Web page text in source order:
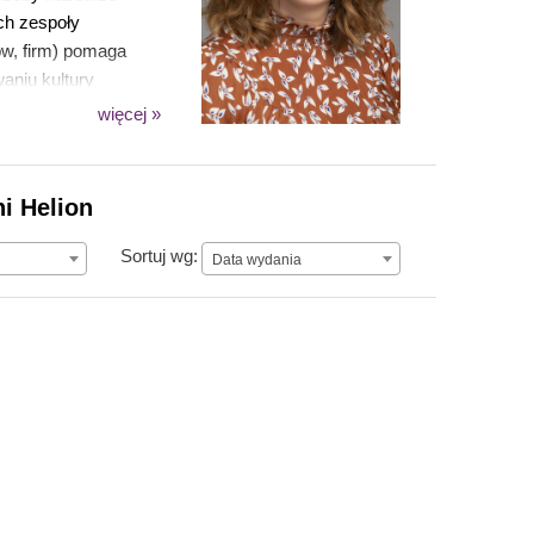
zespoły
firm) pomaga
kultury
IT,
Award 2014 i
więcej »
Helion
Sortuj wg: Data wydania
Data wydania